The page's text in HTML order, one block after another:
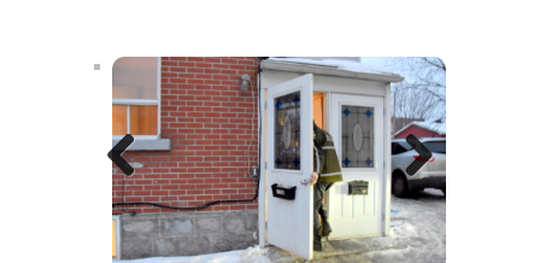
Previous Next